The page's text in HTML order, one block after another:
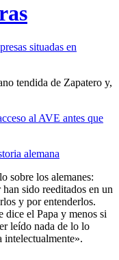
situadas en
tendida de Zapatero y,
al AVE antes que
alemana
sobre los alemanes:
sido reeditados en un
y por entenderlos.
dice el Papa y menos si
leído nada de lo lo
intelectualmente».